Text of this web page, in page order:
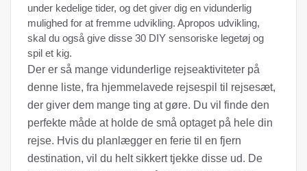
under kedelige tider, og det giver dig en vidunderlig
mulighed for at fremme udvikling. Apropos udvikling,
skal du også give disse 30 DIY sensoriske legetøj og
spil et kig.
Der er så mange vidunderlige rejseaktiviteter på
denne liste, fra hjemmelavede rejsespil til rejsesæt,
der giver dem mange ting at gøre. Du vil finde den
perfekte måde at holde de små optaget på hele din
rejse. Hvis du planlægger en ferie til en fjern
destination, vil du helt sikkert tjekke disse ud. De